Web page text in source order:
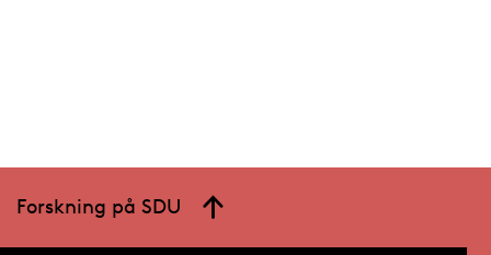
Forskning på SDU